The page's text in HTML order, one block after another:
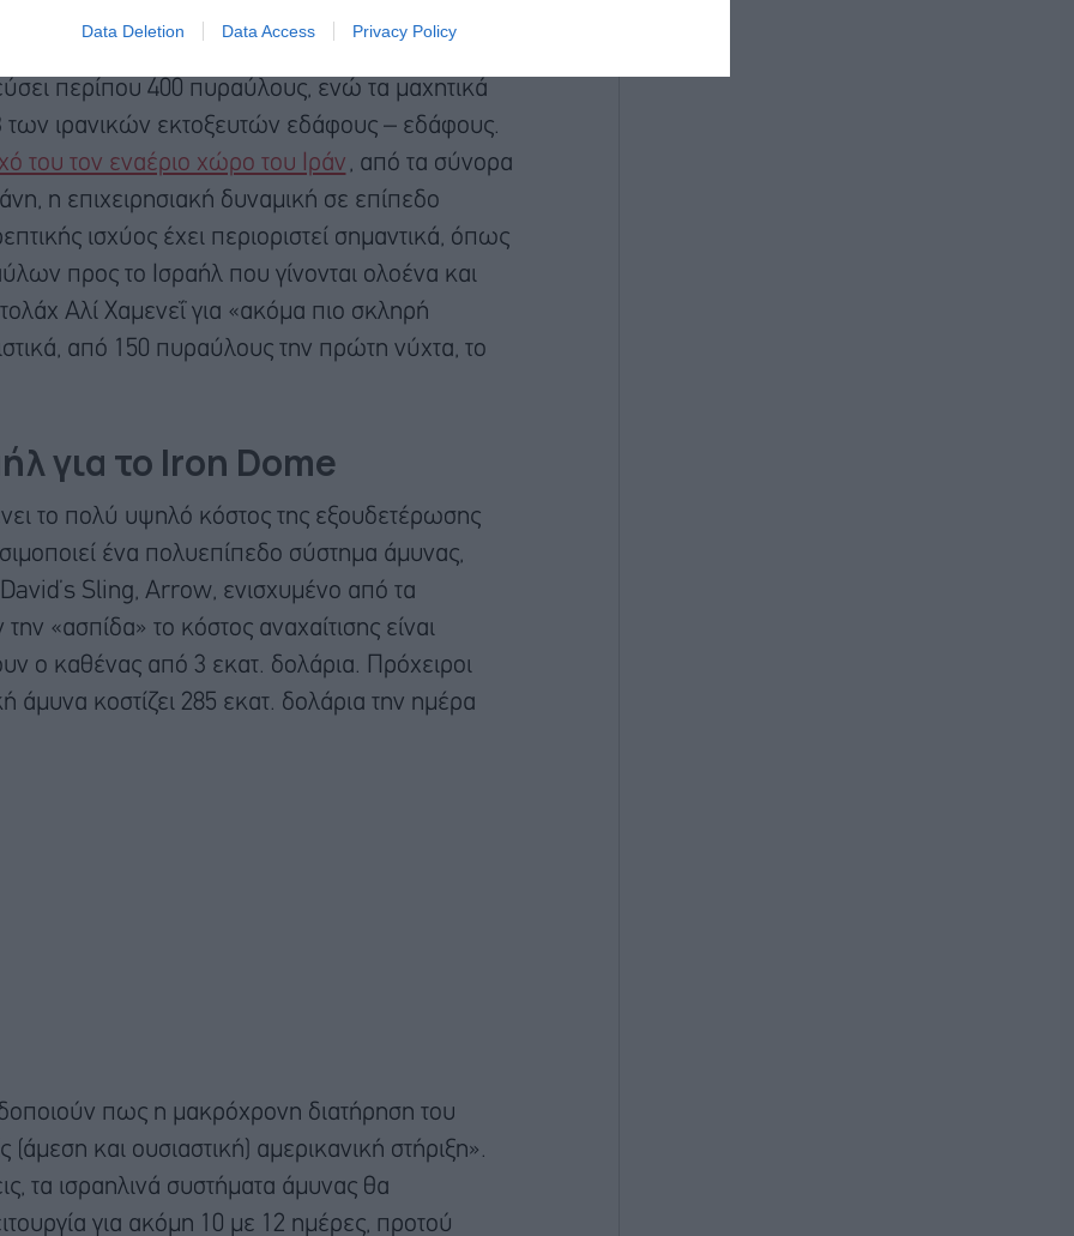
Data Deletion Data Access Privacy Policy
περίπου 400 πυραύλους, ενώ τα μαχητικά
των ιρανικών εκτοξευτών εδάφους – εδάφους.
του τον εναέριο χώρο του Ιράν , από τα σύνορα
η επιχειρησιακή δυναμική σε επίπεδο
ισχύος έχει περιοριστεί σημαντικά, όπως
προς το Ισραήλ που γίνονται ολοένα και
Αλί Χαμενεΐ για «ακόμα πιο σκληρή
από 150 πυραύλους την πρώτη νύχτα, το
για το Iron Dome
το πολύ υψηλό κόστος της εξουδετέρωσης
ένα πολυεπίπεδο σύστημα άμυνας,
Sling, Arrow, ενισχυμένο από τα
«ασπίδα» το κόστος αναχαίτισης είναι
ο καθένας από 3 εκατ. δολάρια. Πρόχειροι
άμυνα κοστίζει 285 εκατ. δολάρια την ημέρα
πως η μακρόχρονη διατήρηση του
και ουσιαστική) αμερικανική στήριξη».
τα ισραηλινά συστήματα άμυνας θα
για ακόμη 10 με 12 ημέρες, προτού